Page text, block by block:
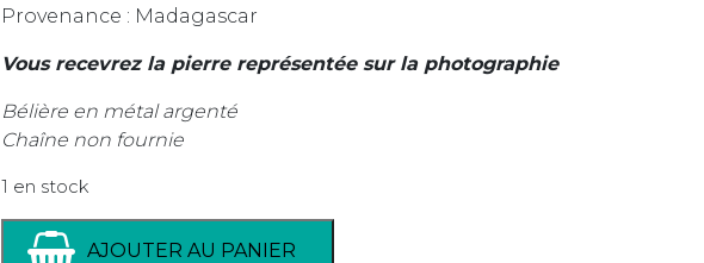
Provenance : Madagascar
Vous recevrez la pierre représentée sur la photographie
Bélière en métal argenté
Chaîne non fournie
1 en stock
AJOUTER AU PANIER